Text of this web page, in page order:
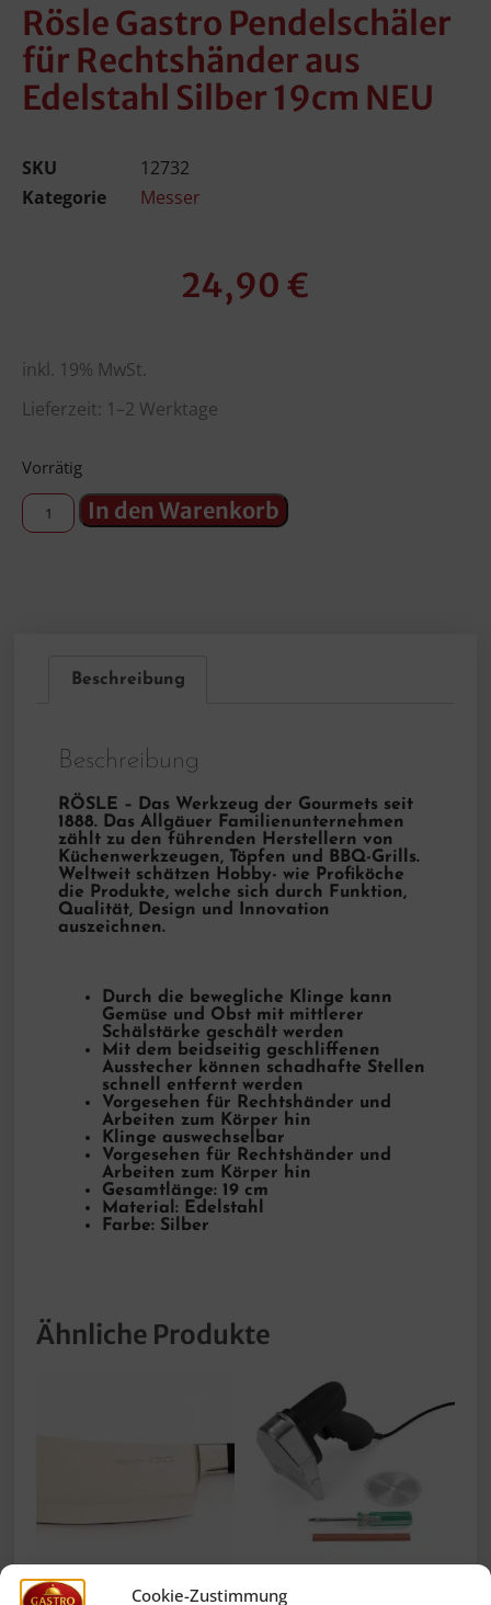
Cookie-Zustimmung
Rösle Gastro Pendelschäler
für Rechtshänder aus
Edelstahl Silber 19cm NEU
SKU
12732
Kategorie
Messer
24,90 €
inkl. 19% MwSt.
Lieferzeit: 1–2 Werktage
Vorrätig
In den Warenkorb
Beschreibung
Beschreibung
RÖSLE – Das Werkzeug der Gourmets seit
1888. Das Allgäuer Familienunternehmen
zählt zu den führenden Herstellern von
Küchenwerkzeugen, Töpfen und BBQ-Grills.
Weltweit schätzen Hobby- wie Profiköche
die Produkte, welche sich durch Funktion,
Qualität, Design und Innovation
auszeichnen.
Durch die bewegliche Klinge kann
Gemüse und Obst mit mittlerer
Schälstärke geschält werden
Mit dem beidseitig geschliffenen
Ausstecher können schadhafte Stellen
schnell entfernt werden
Vorgesehen für Rechtshänder und
Arbeiten zum Körper hin
Klinge auswechselbar
Vorgesehen für Rechtshänder und
Arbeiten zum Körper hin
Gesamtlänge: 19 cm
Material: Edelstahl
Farbe: Silber
Ähnliche Produkte